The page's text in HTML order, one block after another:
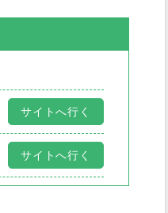
サイトへ行く
サイトへ行く